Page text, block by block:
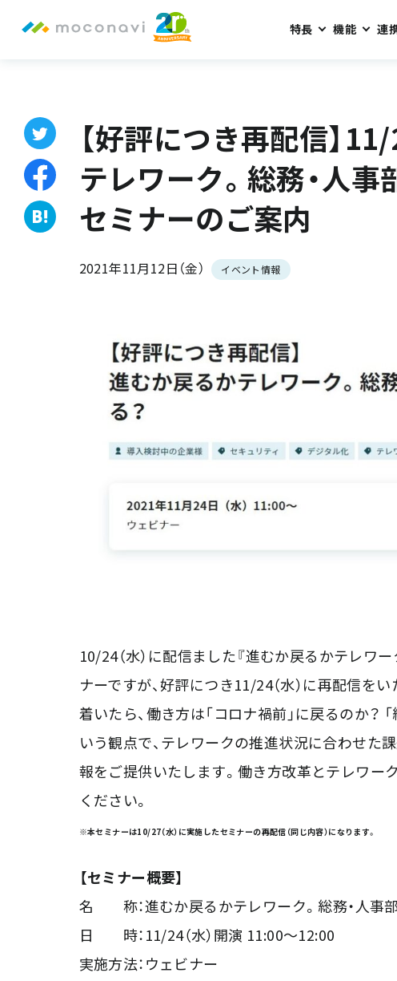
特長 機能 連
【好評につき再配信】
テレワーク。総務・人
セミナーのご案内
2021年11月12日（金） イベント情報
10/24（水）に配信ました『進むか戻るかテレワ
ナーですが、好評につき11/24（水）に再配信を
着いたら、働き方は「コロナ禍前」に戻るのか？
いう観点で、テレワークの推進状況に合わせた
報をご提供いたします。働き方改革とテレワー
ください。
※本セミナーは10/27（水）に実施したセミナーの再配信（同じ内容）になります。
【セミナー概要】
名 称：進むか戻るかテレワーク。総務・人事
日 時：11/24（水）開演 11:00～12:00
実施方法：ウェビナー